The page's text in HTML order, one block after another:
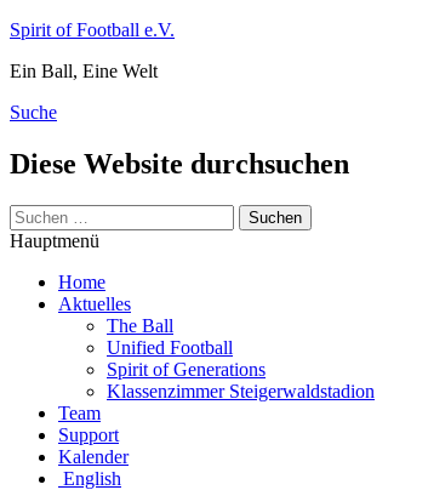
Zum
springen
Spirit of Football e.V.
Ein Ball, Eine Welt
Suche
Diese Website durchsuchen
Suchen
nach:
Hauptmenü
Home
Aktuelles
The Ball
Unified Football
Spirit of Generations
Klassenzimmer Steigerwaldstadion
Team
Support
Kalender
English